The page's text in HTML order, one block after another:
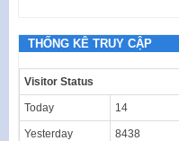
THỐNG KÊ TRUY CẬP
Visitor Status
Today 14
Yesterday 8438